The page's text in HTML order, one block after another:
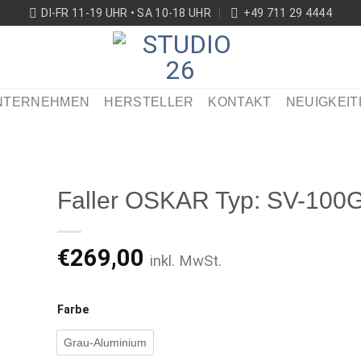
DI-FR 11-19 UHR • SA 10-18 UHR +49 711 29 4444
HERSTELLER KONTAKT
Faller OSKAR Typ: SV-
€269,00 inkl. MwSt.
Farbe
Grau-Aluminium